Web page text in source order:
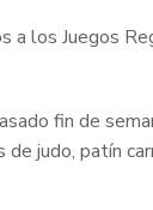
a los Juegos
fin de
judo, patín